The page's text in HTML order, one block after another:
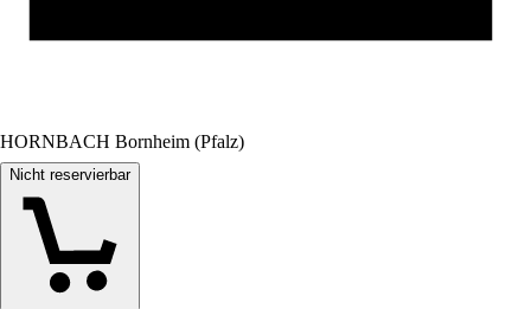
HORNBACH Bornheim (Pfalz)
Nicht reservierbar